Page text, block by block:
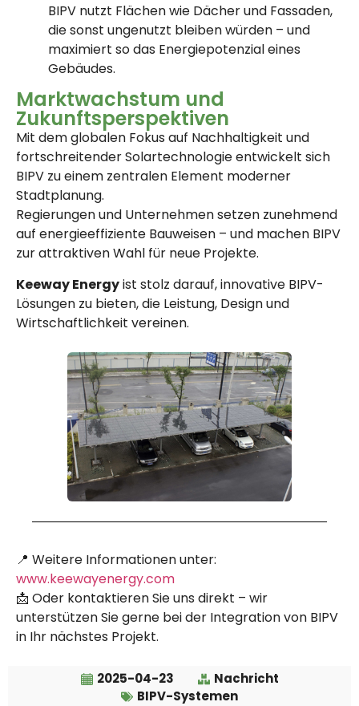
BIPV nutzt Flächen wie Dächer und Fassaden,
die sonst ungenutzt bleiben würden – und
maximiert so das Energiepotenzial eines
Gebäudes.
Marktwachstum und
Zukunftsperspektiven
Mit dem globalen Fokus auf Nachhaltigkeit und
fortschreitender Solartechnologie entwickelt sich
BIPV zu einem zentralen Element moderner
Stadtplanung.
Regierungen und Unternehmen setzen zunehmend
auf energieeffiziente Bauweisen – und machen BIPV
zur attraktiven Wahl für neue Projekte.
Keeway Energyist stolz darauf, innovative BIPV-
Lösungen zu bieten, die Leistung, Design und
Wirtschaftlichkeit vereinen.
📍 Weitere Informationen unter:
www.keewayenergy.com
📩 Oder kontaktieren Sie uns direkt – wir
unterstützen Sie gerne bei der Integration von BIPV
in Ihr nächstes Projekt.
2025-04-23
Nachricht
BIPV-Systemen